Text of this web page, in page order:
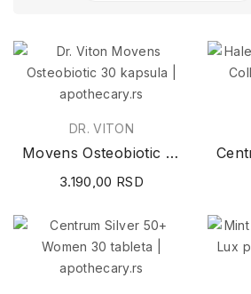
DR. VITON
Movens Osteobiotic 30 kapsula
3.190,00 RSD